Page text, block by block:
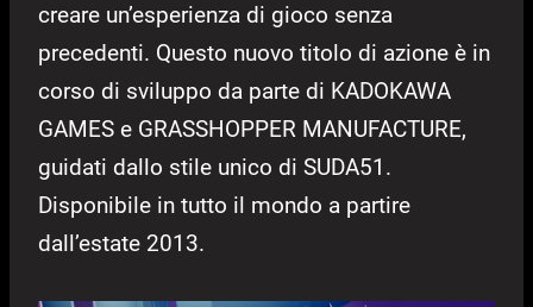
creare un’esperienza di gioco senza
precedenti. Questo nuovo titolo di azione è in
corso di sviluppo da parte di KADOKAWA
GAMES e GRASSHOPPER MANUFACTURE,
guidati dallo stile unico di SUDA51.
Disponibile in tutto il mondo a partire
dall’estate 2013.